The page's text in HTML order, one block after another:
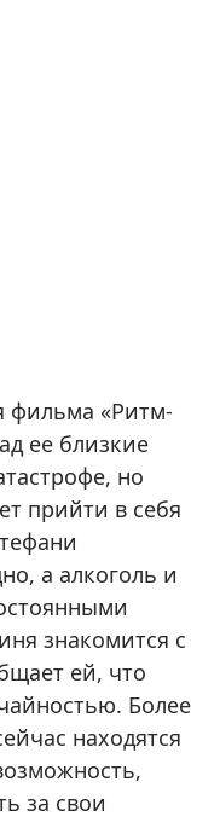
фильма «Ритм-
ее близкие
но
прийти в себя
а алкоголь и
знакомится с
ей, что
Более
находятся
за свои